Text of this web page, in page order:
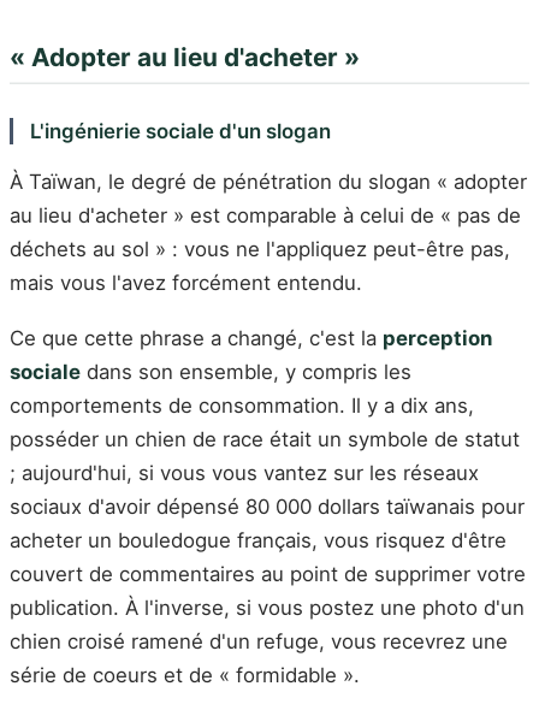
« Adopter au lieu d'acheter »
L'ingénierie sociale d'un slogan
À Taïwan, le degré de pénétration du slogan « adopter
au lieu d'acheter » est comparable à celui de « pas de
déchets au sol » : vous ne l'appliquez peut-être pas,
mais vous l'avez forcément entendu.
Ce que cette phrase a changé, c'est la perception
sociale dans son ensemble, y compris les
comportements de consommation. Il y a dix ans,
posséder un chien de race était un symbole de statut
; aujourd'hui, si vous vous vantez sur les réseaux
sociaux d'avoir dépensé 80 000 dollars taïwanais pour
acheter un bouledogue français, vous risquez d'être
couvert de commentaires au point de supprimer votre
publication. À l'inverse, si vous postez une photo d'un
chien croisé ramené d'un refuge, vous recevrez une
série de coeurs et de « formidable ».